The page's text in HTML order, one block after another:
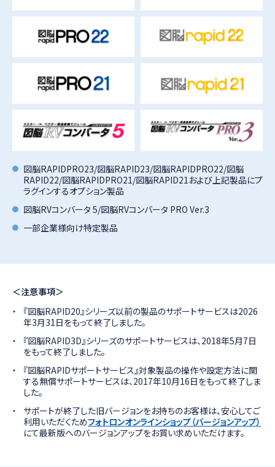
図脳RAPIDPRO23/図脳RAPID23/図脳RAPIDPRO22/図脳
RAPID22/図脳RAPIDPRO21/図脳RAPID21および上記製品にプ
ラグインするオプション製品
図脳RVコンバータ 5/図脳RVコンバータ PRO Ver.3
一部企業様向け特定製品
＜注意事項＞
『図脳RAPID20』シリーズ以前の製品のサポートサービスは2026
年3月31日をもって終了しました。
『図脳RAPID3D』シリーズのサポートサービスは、2018年5月7日
をもって終了しました。
『図脳RAPIDサポートサービス』対象製品の操作や設定方法に関
する無償サポートサービスは、2017年10月16日をもって終了しま
した。
サポートが終了した旧バージョンをお持ちのお客様は、安心してご
利用いただくためフォトロンオンラインショップ（バージョンアップ）
にて最新版へのバージョンアップをお買い求めいただけます。